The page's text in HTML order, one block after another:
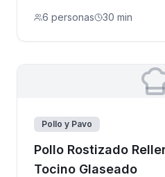
6 personas 30 min
Pollo y Pavo
Pollo Rostizado
Tocino Glaseado